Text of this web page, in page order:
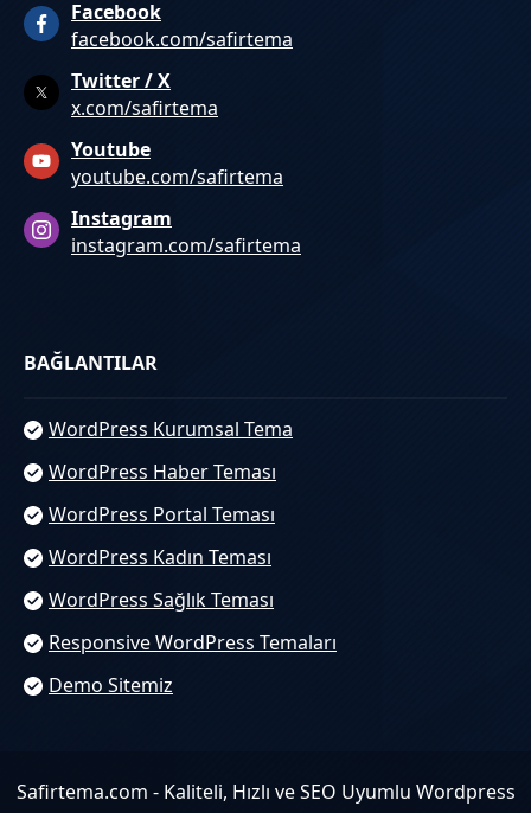
Facebook
facebook.com/safirtema
Twitter / X
x.com/safirtema
Youtube
youtube.com/safirtema
Instagram
instagram.com/safirtema
BAĞLANTILAR
WordPress Kurumsal Tema
WordPress Haber Teması
WordPress Portal Teması
WordPress Kadın Teması
WordPress Sağlık Teması
Responsive WordPress Temaları
Demo Sitemiz
Safirtema.com - Kaliteli, Hızlı ve SEO Uyumlu Wordpress